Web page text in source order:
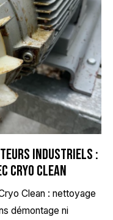
industriels :
Cryo Clean
Clean : nettoyage
démontage ni